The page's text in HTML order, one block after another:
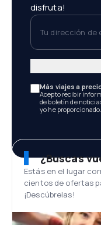
disfruta!
Tu dirección de
Más viajes a
Acepto recibir
de boletín de
yo he proporcionado.
¿Buscas
Estás en el lugar
cientos de ofertas
¡Descúbrelas!